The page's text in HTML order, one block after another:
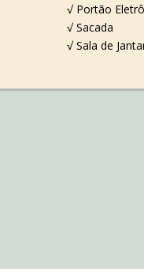
√ Portão
√ Sacada
√ Sala de